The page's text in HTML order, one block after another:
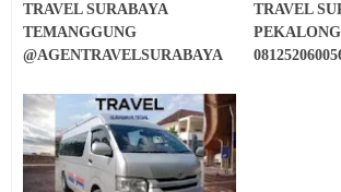
TRAVEL SURABAYA
TEMANGGUNG
@AGENTRAVELSURABAYA
TRAVEL